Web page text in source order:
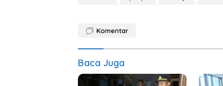
Komentar
Baca Juga